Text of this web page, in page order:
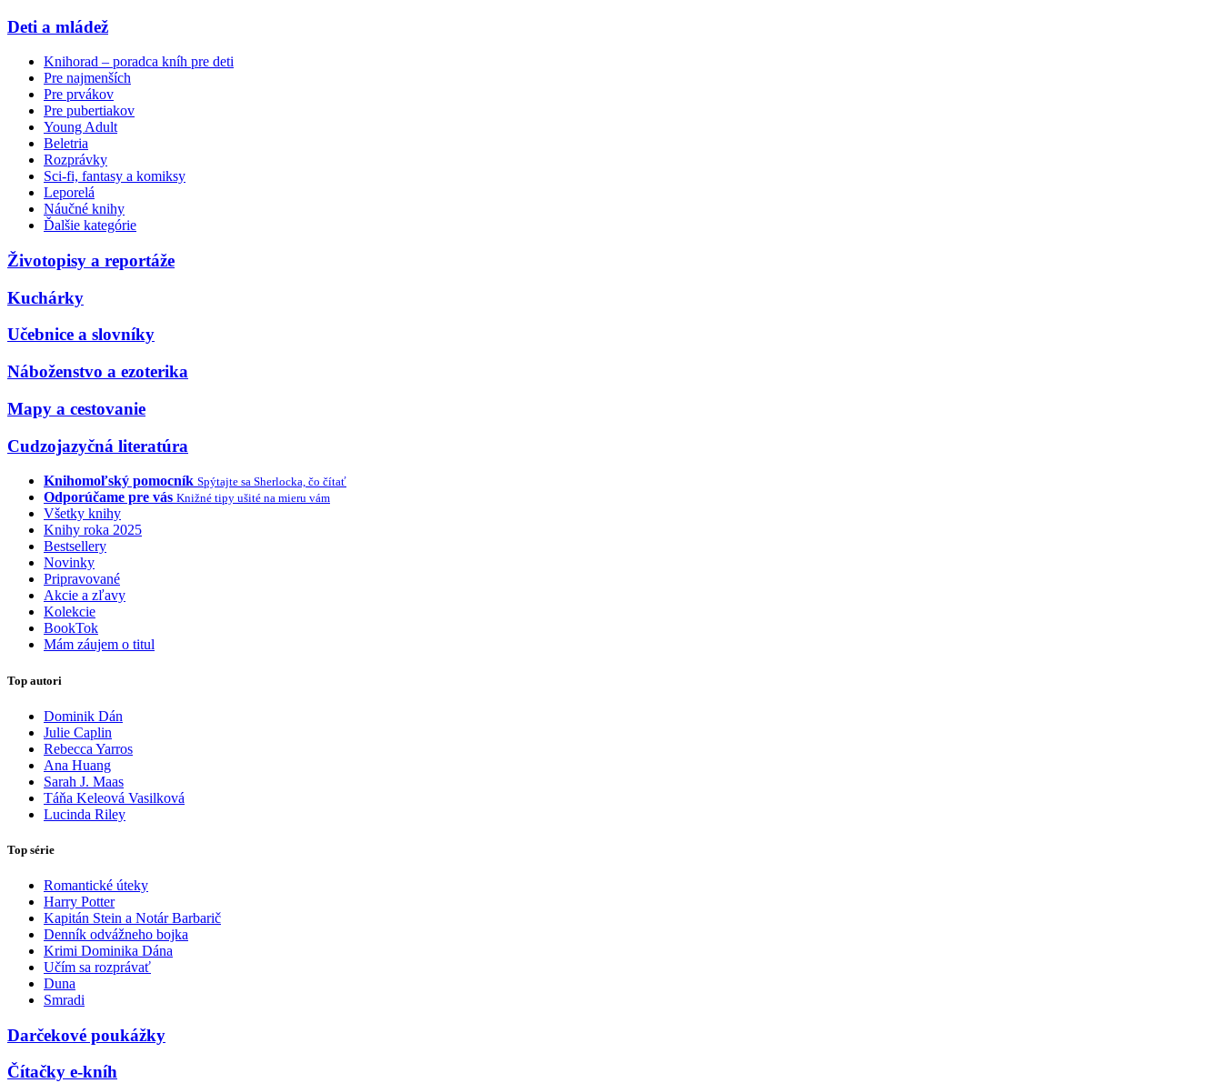
Deti a mládež
Knihorad – poradca kníh pre deti
Pre najmenších
Pre prvákov
Pre pubertiakov
Young Adult
Beletria
Rozprávky
Sci-fi, fantasy a komiksy
Leporelá
Náučné knihy
Ďalšie kategórie
Životopisy a reportáže
Kuchárky
Učebnice a slovníky
Náboženstvo a ezoterika
Mapy a cestovanie
Cudzojazyčná literatúra
Knihomoľský pomocník Spýtajte sa Sherlocka, čo čítať
Odporúčame pre vás Knižné tipy ušité na mieru vám
Všetky knihy
Knihy roka 2025
Bestsellery
Novinky
Pripravované
Akcie a zľavy
Kolekcie
BookTok
Mám záujem o titul
Top autori
Dominik Dán
Julie Caplin
Rebecca Yarros
Ana Huang
Sarah J. Maas
Táňa Keleová Vasilková
Lucinda Riley
Top série
Romantické úteky
Harry Potter
Kapitán Stein a Notár Barbarič
Denník odvážneho bojka
Krimi Dominika Dána
Učím sa rozprávať
Duna
Smradi
Darčekové poukážky
Čítačky e-kníh